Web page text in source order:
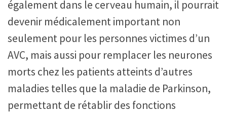
également dans le cerveau humain, il pourrait
devenir médicalement important non
seulement pour les personnes victimes d’un
AVC, mais aussi pour remplacer les neurones
morts chez les patients atteints d’autres
maladies telles que la maladie de Parkinson,
permettant de rétablir des fonctions